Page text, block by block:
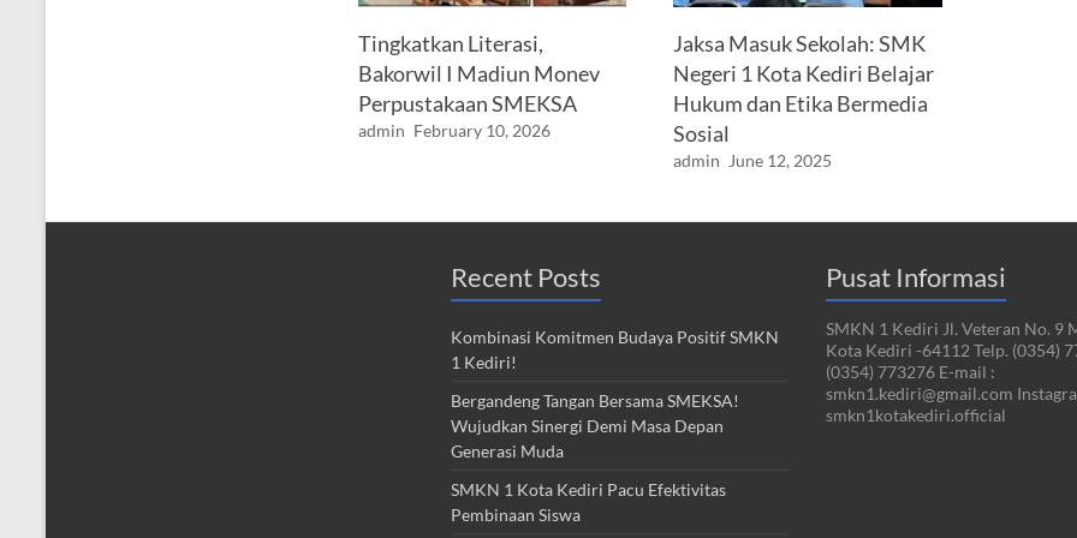
Tingkatkan Literasi,
Bakorwil I Madiun Monev
Perpustakaan SMEKSA
admin February 10, 2026
Jaksa Masuk Sekolah: SMK
Negeri 1 Kota Kediri Belajar
Hukum dan Etika Bermedia
Sosial
admin June 12, 2025
Recent Posts
Kombinasi Komitmen Budaya Positif SMKN
1 Kediri!
Bergandeng Tangan Bersama SMEKSA!
Wujudkan Sinergi Demi Masa Depan
Generasi Muda
SMKN 1 Kota Kediri Pacu Efektivitas
Pembinaan Siswa
Pusat Informasi
SMKN 1 Kediri Jl. Veteran No. 9
Kota Kediri -64112 Telp. (0354)
(0354) 773276 E-mail :
smkn1.kediri@gmail.com
smkn1kotakediri.official